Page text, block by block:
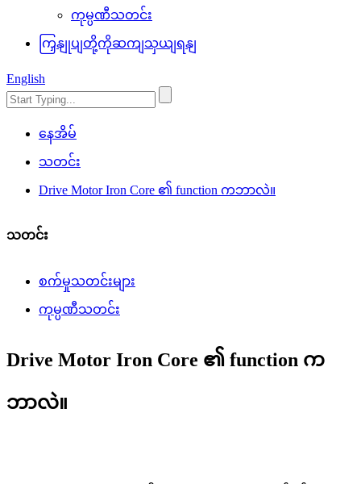
ကုမ္ပဏီသတင်း
ကြှနျုပျတို့ကိုဆကျသှယျရနျ
English
နေအိမ်
သတင်း
Drive Motor Iron Core ၏ function ကဘာလဲ။
သတင်း
စက်မှုသတင်းများ
ကုမ္ပဏီသတင်း
Drive Motor Iron Core ၏ function က
ဘာလဲ။